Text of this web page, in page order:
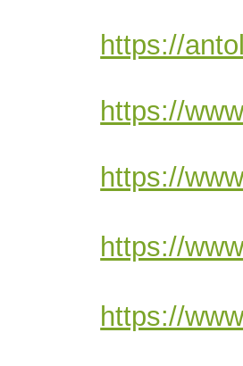
https://
https://
https://
https://
https://